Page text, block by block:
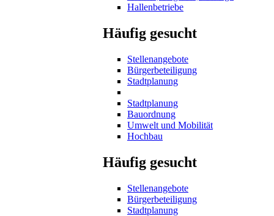
Hallenbetriebe
Häufig gesucht
Stellenangebote
Bürgerbeteiligung
Stadtplanung
Stadtplanung
Bauordnung
Umwelt und Mobilität
Hochbau
Häufig gesucht
Stellenangebote
Bürgerbeteiligung
Stadtplanung